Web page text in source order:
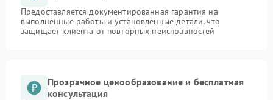
Предоставляется документированная гарантия на
выполненные работы и установленные детали, что
защищает клиента от повторных неисправностей
Прозрачное ценообразование и бесплатная
консультация